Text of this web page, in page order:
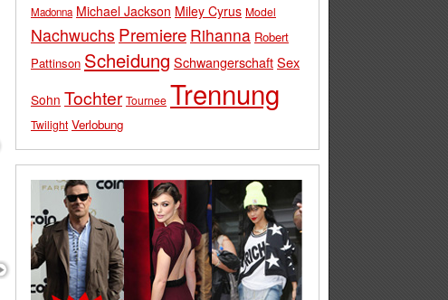
Madonna Michael Jackson Miley Cyrus Model
Nachwuchs Premiere Rihanna Robert
Pattinson Scheidung SchwangerschaftSex
Sohn Tochter Tournee Trennung
Twilight Verlobung